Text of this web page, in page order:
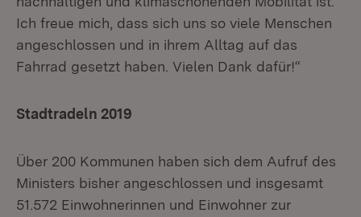
Ich freue mich, dass sich uns so viele Menschen
angeschlossen und in ihrem Alltag auf das
Fahrrad gesetzt haben. Vielen Dank dafür!“
Stadtradeln 2019
Über 200 Kommunen haben sich dem Aufruf des
Ministers bisher angeschlossen und insgesamt
51.572 Einwohnerinnen und Einwohner zur